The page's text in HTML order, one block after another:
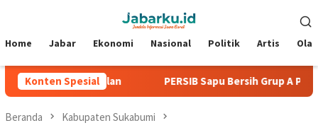
Mobile
Home Jabar Ekonomi Nasional Politik Artis
Konten Spesial
Kebobolan PERSIB Sapu Bersih Grup A Piala
Beranda Kabupaten Sukabumi